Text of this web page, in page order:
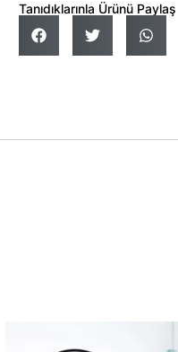
Tanıdıklarınla Ürünü Paylaş